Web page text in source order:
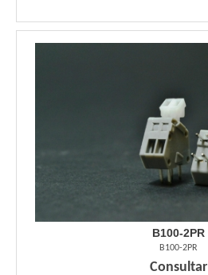
B100-2PR
B100-2PR
Consultar